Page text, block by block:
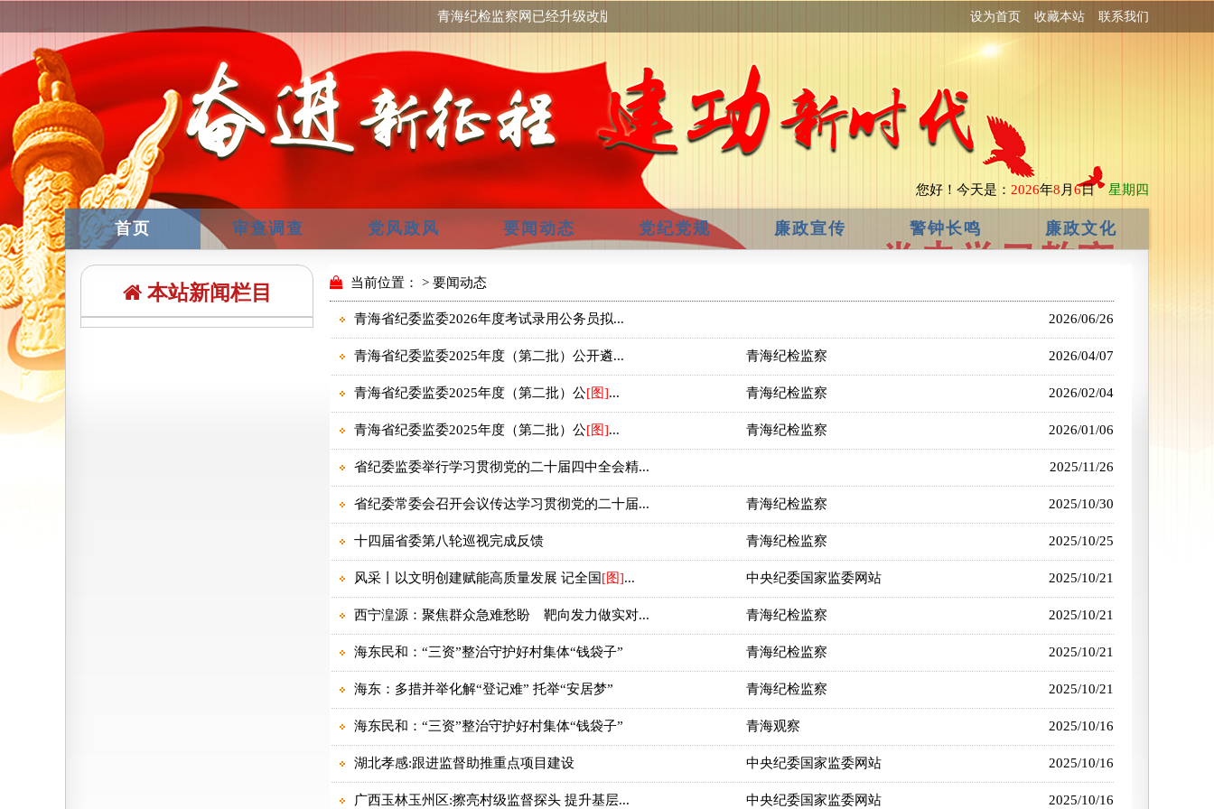
青海纪检监察网已经升级改版，欢迎提出宝贵意见！ 设为首页 收藏本站 联系我们
您好！ 今天是： 2026年8 月 6日星期四
首页 审查调查 党风政风 要闻动态 党纪党规 廉政宣传 警钟长鸣 廉政文化
本站新闻栏目